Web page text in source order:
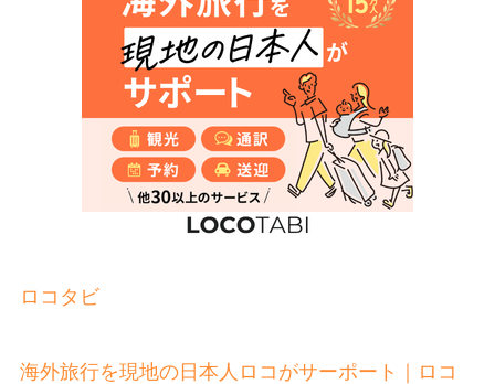
ロコタビ
海外旅行を現地の日本人ロコがサーポート｜ロコ